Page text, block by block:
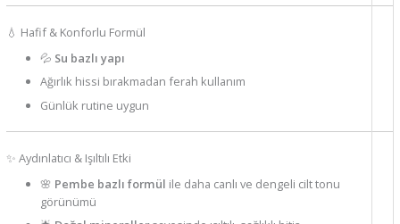
💧 Hafif & Konforlu Formül
💦 Su bazlı yapı
Ağırlık hissi bırakmadan ferah kullanım
Günlük rutine uygun
✨ Aydınlatıcı & Işıltılı Etki
🌸 Pembe bazlı formül ile daha canlı ve dengeli cilt tonu
görünümü